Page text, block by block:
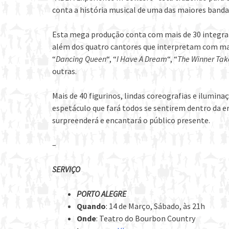
conta a história musical de uma das maiores
Esta mega produção conta com mais de 30
além dos quatro cantores que interpretam com
“Dancing Queen“, “I Have A Dream“, “The Winner
outras.
Mais de 40 figurinos, lindas coreografias e
espetáculo que fará todos se sentirem dentro da
surpreenderá e encantará o público presente.
–
SERVIÇO
PORTO ALEGRE
Quando: 14 de Março, Sábado, às 21h
Onde: Teatro do Bourbon Country